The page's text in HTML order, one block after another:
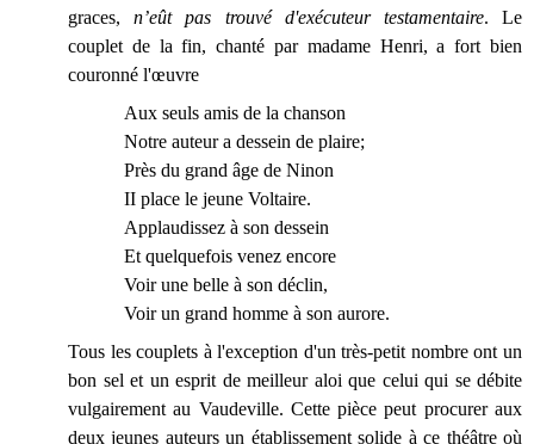
graces,n’eût pas trouvé d'exécuteur testamentaire. Le
couplet de la fin, chanté par madame Henri, a fort bien
couronné l'œuvre
Aux seuls amis de la chanson
Notre auteur a dessein de plaire;
Près du grand âge de Ninon
II place le jeune Voltaire.
Applaudissez à son dessein
Et quelquefois venez encore
Voir une belle à son déclin,
Voir un grand homme à son aurore.
Tous les couplets à l'exception d'un très-petit nombre ont un
bon sel et un esprit de meilleur aloi que celui qui se débite
vulgairement au Vaudeville. Cette pièce peut procurer aux
deux jeunes auteurs un établissement solide à ce théâtre où